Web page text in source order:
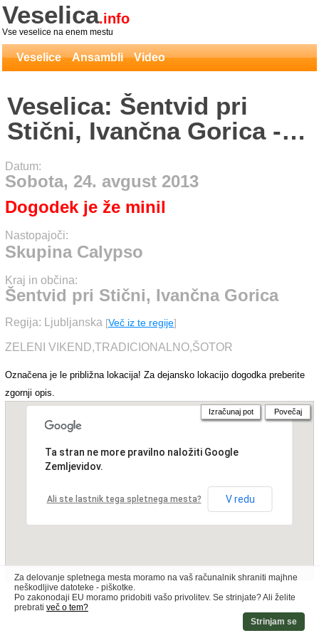
Veselica.info
Vse veselice na enem mestu
Veselice Ansambli Video
Veselica: Šentvid pri
Stični, Ivančna Gorica -
Skupina Calypso
Datum:
Sobota, 24. avgust 2013
Dogodek je že minil
Nastopajoči:
Skupina Calypso
Kraj in občina:
Šentvid pri Stični, Ivančna Gorica
Regija: Ljubljanska [Več iz te regije]
ZELENI VIKEND,TRADICIONALNO,ŠOTOR
Označena je le približna lokacija! Za dejansko lokacijo dogodka preberite
zgornji opis.
Ta stran ne more pravilno naložiti Google
Zemljevidov.
Ali ste lastnik tega spletnega mesta? V redu
Izračunaj pot Povečaj
Za delovanje spletnega mesta moramo na vaš računalnik shraniti majhne
neškodljive datoteke - piškotke.
Po zakonodaji EU moramo pridobiti vašo privolitev. Se strinjate? Ali želite
prebrati več o tem?
Strinjam se